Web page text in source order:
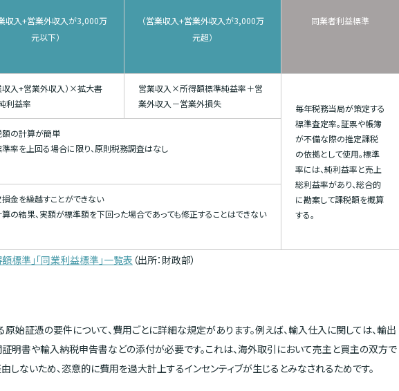
業収入+営業外収入が3,000万
元以下）
（営業収入+営業外収入が3,000万
元超）
同業者利益標準
収入+営業外収入）×拡大書
利益率
営業収入×所得額標準純益率＋営
業外収入－営業外損失
毎年税務当局が策定する
標準査定率。証票や帳簿
が不備な際の推定課税
の依拠として使用。標準
率には、純利益率と売上
総利益率があり、総合的
に勘案して課税額を概算
する。
額の計算が簡単
率を上回る場合に限り、原則税務調査はなし
金を繰越すことができない
の結果、実額が標準額を下回った場合であっても修正することはできない
標準」「同業利益標準」一覧表 （出所：財政部）
始証憑の要件について、費用ごとに詳細な規定があります。例えば、輸入仕入に関しては、輸出
証明書や輸入納税申告書などの添付が必要です。これは、海外取引において売主と買主の双方で
しないため、恣意的に費用を過大計上するインセンティブが生じるとみなされるためです。